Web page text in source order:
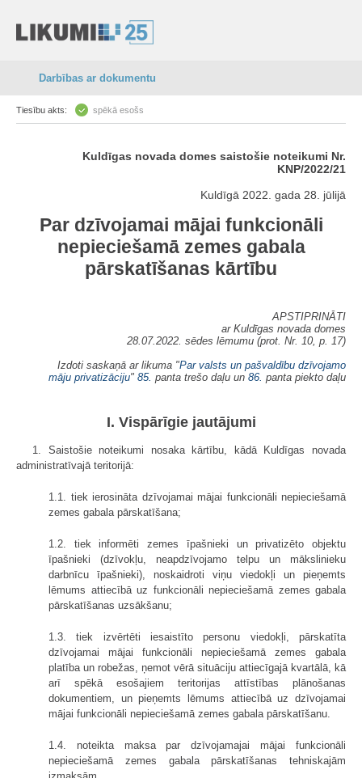
Darbības ar dokumentu
Tiesību akts: spēkā esošs
Kuldīgas novada domes saistošie noteikumi Nr.
KNP/2022/21
Kuldīgā 2022. gada 28. jūlijā
Par dzīvojamai mājai funkcionāli
nepieciešamā zemes gabala
pārskatīšanas kārtību
APSTIPRINĀTI
ar Kuldīgas novada domes
28.07.2022. sēdes lēmumu (prot. Nr. 10, p. 17)
Izdoti saskaņā ar likuma "Par valsts un pašvaldību dzīvojamo
māju privatizāciju" 85. panta trešo daļu un 86. panta piekto daļu
I. Vispārīgie jautājumi
1. Saistošie noteikumi nosaka kārtību, kādā Kuldīgas novada
administratīvajā teritorijā:
1.1. tiek ierosināta dzīvojamai mājai funkcionāli nepieciešamā
zemes gabala pārskatīšana;
1.2. tiek informēti zemes īpašnieki un privatizēto objektu
īpašnieki (dzīvokļu, neapdzīvojamo telpu un mākslinieku
darbnīcu īpašnieki), noskaidroti viņu viedokļi un pieņemts
lēmums attiecībā uz funkcionāli nepieciešamā zemes gabala
pārskatīšanas uzsākšanu;
1.3. tiek izvērtēti iesaistīto personu viedokļi, pārskatīta
dzīvojamai mājai funkcionāli nepieciešamā zemes gabala
platība un robežas, ņemot vērā situāciju attiecīgajā kvartālā, kā
arī spēkā esošajiem teritorijas attīstības plānošanas
dokumentiem, un pieņemts lēmums attiecībā uz dzīvojamai
mājai funkcionāli nepieciešamā zemes gabala pārskatīšanu.
1.4. noteikta maksa par dzīvojamajai mājai funkcionāli
nepieciešamā zemes gabala pārskatīšanas tehniskajām